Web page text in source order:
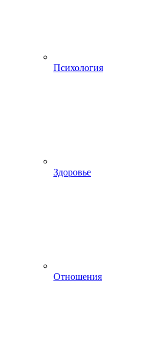
Психология
Здоровье
Отношения